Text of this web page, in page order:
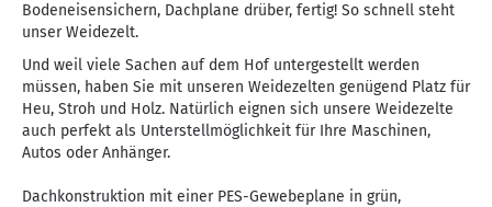
Bodeneisensichern, Dachplane drüber, fertig! So schnell steht
unser Weidezelt.
Und weil viele Sachen auf dem Hof untergestellt werden
müssen, haben Sie mit unseren Weidezelten genügend Platz für
Heu, Stroh und Holz. Natürlich eignen sich unsere Weidezelte
auch perfekt als Unterstellmöglichkeit für Ihre Maschinen,
Autos oder Anhänger.
Dachkonstruktion mit einer PES-Gewebeplane in grün,